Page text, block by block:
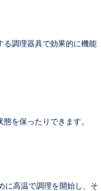
る調理器具で効果的に機能
を保ったりできます。
に高温で調理を開始し、そ